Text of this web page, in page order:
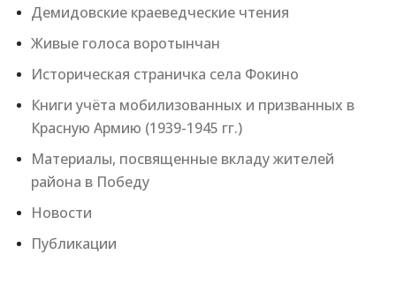
Демидовские краеведческие чтения
Живые голоса воротынчан
Историческая страничка села Фокино
Книги учёта мобилизованных и призванных в
Красную Армию (1939-1945 гг.)
Материалы, посвященные вкладу жителей
района в Победу
Новости
Публикации